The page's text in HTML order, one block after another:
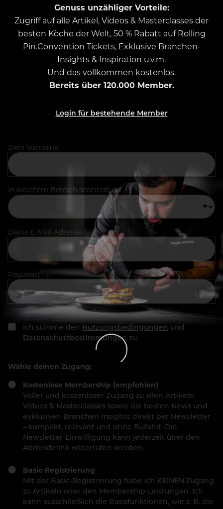
Genuss unzähliger Vorteile:
Zugriff auf alle Artikel, Videos & Masterclasses der
besten Köche der Welt, 50 % Rabatt auf Rolling
Pin.Convention Tickets, Exklusive Branchen-
Insights & Inspiration u.v.m.
Und das vollkommen kostenlos.
Bereits über 120.000 Member.
Login für bestehende Member
Dein Vorname
In welchem Bereich arbeitest du
Deine E-Mail Adresse
Passwort
Ich stimme den Nutzungsbedingungen und
Datenschutzbestimmungen zu.
Wähle deinen Zugang:
Kostenlose Membership (empfohlen)
Voller und kostenloser Zugang zu allen Artikeln,
Videos & Masterclasses sowie die besten News und
exklusiven Branchen-Insights direkt per Newsletter
– kompakt, relevant und ohne Bullshit. Die
Newsletter-Einwilligung kann jederzeit über den
Abmeldelink widerrufen werden.
Basic-Registrierung
Mit der Basic-Registrierung habe ich KEINEN Zugang
zu Artikeln oder den Membership-Leistungen. Ich
kann ausschließlich die Basisfunktionen, wie z. B. die